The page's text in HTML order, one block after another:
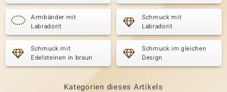
Armbänder mit
Labradorit
Schmuck mit
Labradorit
Schmuck mit
Edelsteinen in braun
Schmuck im gleichen
Design
Kategorien dieses Artikels